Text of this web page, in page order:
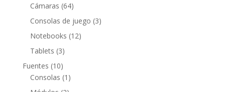
productos
Cámaras 6464
productos
Consolas de juego 33
Notebooks 1212
Tablets 33
productos
Fuentes 1010
productos
Consolas 1 1
producto